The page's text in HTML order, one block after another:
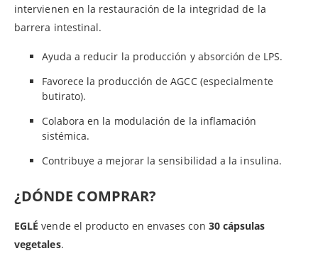
intervienen en la restauración de la integridad de la
barrera intestinal.
Ayuda a reducir la producción y absorción de LPS.
Favorece la producción de AGCC (especialmente
butirato).
Colabora en la modulación de la inflamación
sistémica.
Contribuye a mejorar la sensibilidad a la insulina.
¿DÓNDE COMPRAR?
EGLÉvende el producto en envases con 30 cápsulas
vegetales.